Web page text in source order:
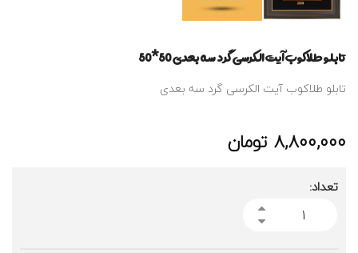
تابلو طلاکوب آیت الکرسی گرد سه بعدی 50*50
تابلو طلاکوب آیت الکرسی گرد سه بعدی
8,800,000 تومان
تعداد: